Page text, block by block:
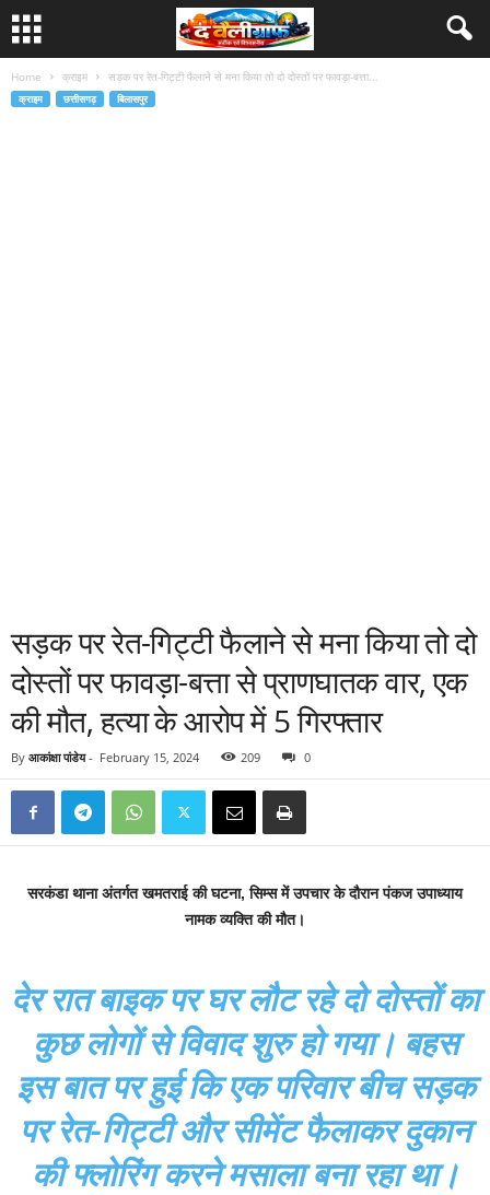
Home क्राइम सड़क पर रेत-गिट्टी फैलाने से मना किया तो दो दोस्तों पर फावड़ा-बत्ता...
क्राइम छत्तीसगढ़ बिलासपुर
सड़क पर रेत-गिट्टी फैलाने से मना किया तो दो
दोस्तों पर फावड़ा-बत्ता से प्राणघातक वार, एक
की मौत, हत्या के आरोप में 5 गिरफ्तार
By आकांक्षा पांडेय- February 15, 2024 209 0
सरकंडा थाना अंतर्गत खमतराई की घटना, सिम्स में उपचार के दौरान पंकज उपाध्याय
नामक व्यक्ति की मौत।
देर रात बाइक पर घर लौट रहे दो दोस्तों का
कुछ लोगों से विवाद शुरु हो गया। बहस
इस बात पर हुई कि एक परिवार बीच सड़क
पर रेत-गिट्टी और सीमेंट फैलाकर दुकान
की फ्लोरिंग करने मसाला बना रहा था।